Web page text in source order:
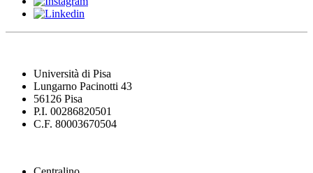
Università di Pisa
Lungarno Pacinotti 43
56126 Pisa
P.I. 00286820501
C.F. 80003670504